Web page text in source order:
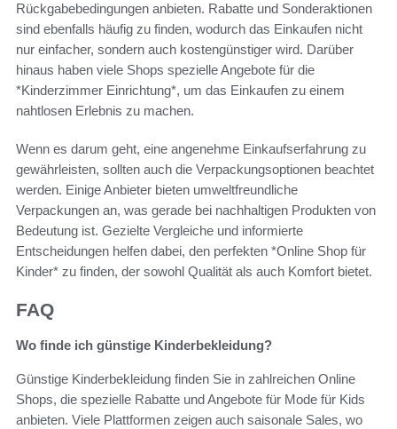
Rückgabebedingungen anbieten. Rabatte und Sonderaktionen
sind ebenfalls häufig zu finden, wodurch das Einkaufen nicht
nur einfacher, sondern auch kostengünstiger wird. Darüber
hinaus haben viele Shops spezielle Angebote für die
*Kinderzimmer Einrichtung*, um das Einkaufen zu einem
nahtlosen Erlebnis zu machen.
Wenn es darum geht, eine angenehme Einkaufserfahrung zu
gewährleisten, sollten auch die Verpackungsoptionen beachtet
werden. Einige Anbieter bieten umweltfreundliche
Verpackungen an, was gerade bei nachhaltigen Produkten von
Bedeutung ist. Gezielte Vergleiche und informierte
Entscheidungen helfen dabei, den perfekten *Online Shop für
Kinder* zu finden, der sowohl Qualität als auch Komfort bietet.
FAQ
Wo finde ich günstige Kinderbekleidung?
Günstige Kinderbekleidung finden Sie in zahlreichen Online
Shops, die spezielle Rabatte und Angebote für Mode für Kids
anbieten. Viele Plattformen zeigen auch saisonale Sales, wo